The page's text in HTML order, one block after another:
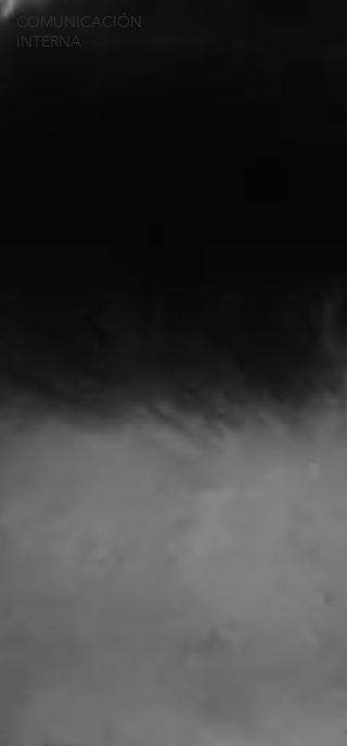
COMUNICACIÓN
INTERNA